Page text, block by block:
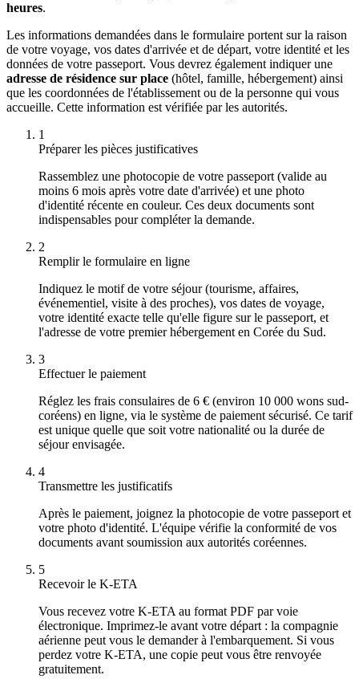
heures.
Les informations demandées dans le formulaire portent sur la raison
de votre voyage, vos dates d'arrivée et de départ, votre identité et les
données de votre passeport. Vous devrez également indiquer une
adresse de résidence sur place (hôtel, famille, hébergement) ainsi
que les coordonnées de l'établissement ou de la personne qui vous
accueille. Cette information est vérifiée par les autorités.
1
Préparer les pièces justificatives
Rassemblez une photocopie de votre passeport (valide au
moins 6 mois après votre date d'arrivée) et une photo
d'identité récente en couleur. Ces deux documents sont
indispensables pour compléter la demande.
2
Remplir le formulaire en ligne
Indiquez le motif de votre séjour (tourisme, affaires,
événementiel, visite à des proches), vos dates de voyage,
votre identité exacte telle qu'elle figure sur le passeport, et
l'adresse de votre premier hébergement en Corée du Sud.
3
Effectuer le paiement
Réglez les frais consulaires de 6 € (environ 10 000 wons sud-
coréens) en ligne, via le système de paiement sécurisé. Ce tarif
est unique quelle que soit votre nationalité ou la durée de
séjour envisagée.
4
Transmettre les justificatifs
Après le paiement, joignez la photocopie de votre passeport et
votre photo d'identité. L'équipe vérifie la conformité de vos
documents avant soumission aux autorités coréennes.
5
Recevoir le K-ETA
Vous recevez votre K-ETA au format PDF par voie
électronique. Imprimez-le avant votre départ : la compagnie
aérienne peut vous le demander à l'embarquement. Si vous
perdez votre K-ETA, une copie peut vous être renvoyée
gratuitement.